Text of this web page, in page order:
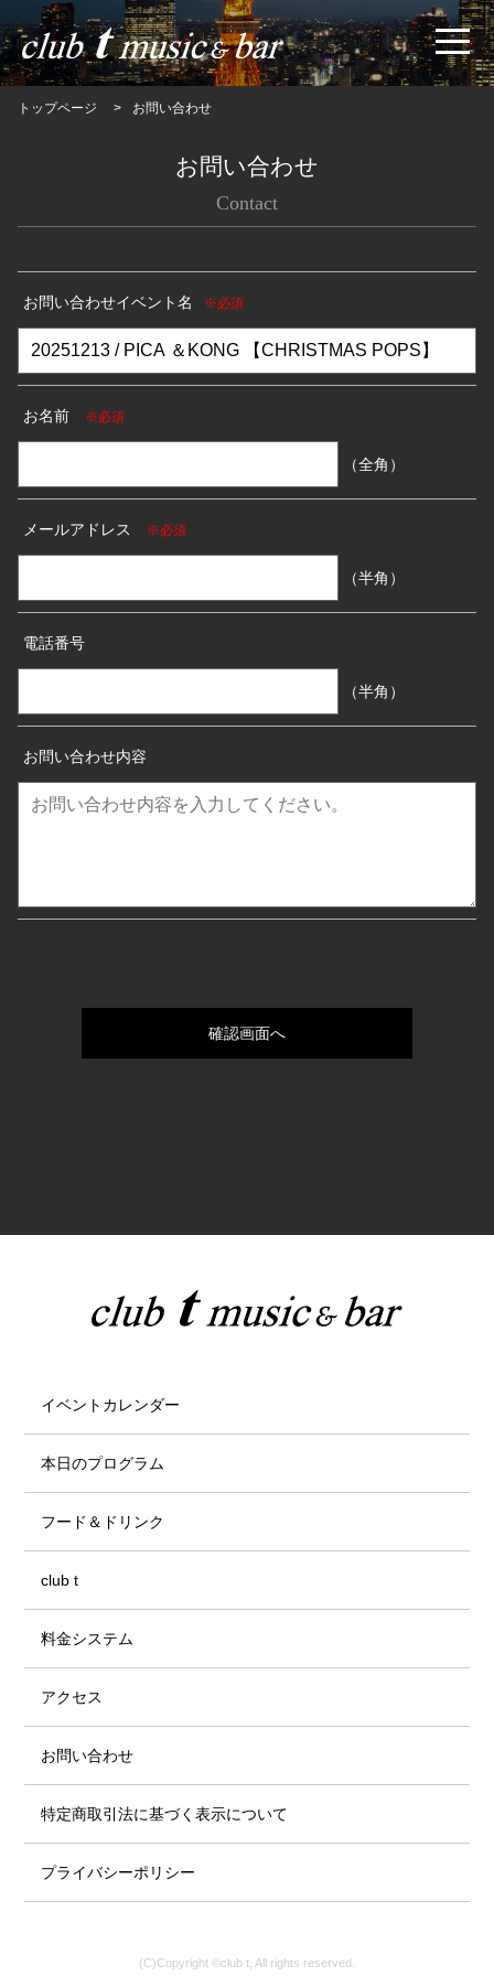
トップページ お問い合わせ
お問い合わせ
Contact
お問い合わせイベント名 ※必須
お名前 ※必須
（全角）
メールアドレス ※必須
（半角）
電話番号
（半角）
お問い合わせ内容
イベントカレンダー
本日のプログラム
フード＆ドリンク
club t
料金システム
アクセス
お問い合わせ
特定商取引法に基づく表示について
プライバシーポリシー
(C)Copyright ©club t, All rights reserved.